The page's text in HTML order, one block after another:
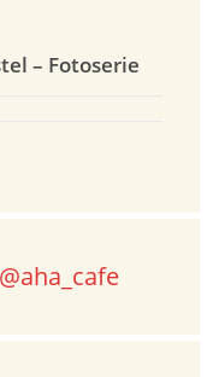
– Fotoserie
@aha_cafe